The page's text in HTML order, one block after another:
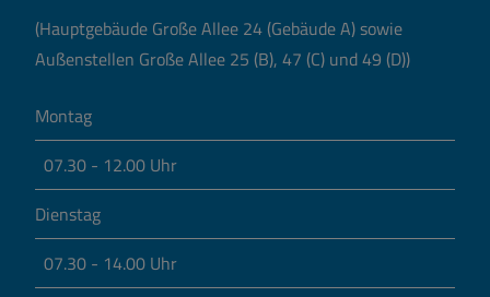
(Hauptgebäude Große Allee 24 (Gebäude A) sowie
Außenstellen Große Allee 25 (B), 47 (C) und 49 (D))
Montag
07.30 - 12.00 Uhr
Dienstag
07.30 - 14.00 Uhr